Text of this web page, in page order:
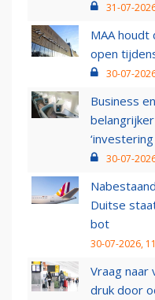
31-07-
MAA houdt
open
30-07-
Business
30-07-
Duitse
bot
30-07-2026,
Vraag
druk door